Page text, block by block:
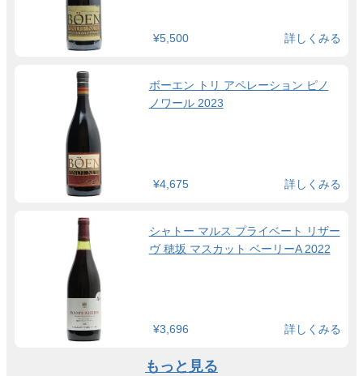
¥5,500 詳しくみる
ボーエン トリ アペレーション ピノ
ノワール 2023
¥4,675 詳しくみる
シャトー マルス プライベート リザー
ヴ 穂坂 マスカット ベーリーA 2022
¥3,696 詳しくみる
もっと見る